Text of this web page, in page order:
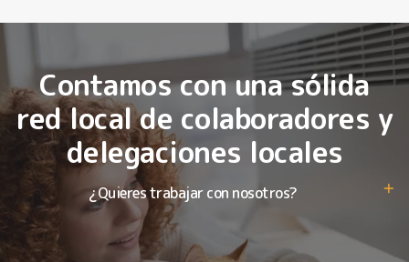
Contamos con una sólida
red local de colaboradores y
delegaciones locales
¿Quieres trabajar con nosotros?